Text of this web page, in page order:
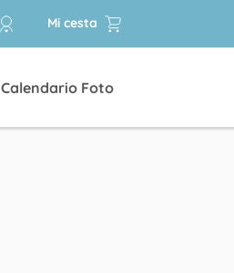
Mi cesta
Calendario Foto